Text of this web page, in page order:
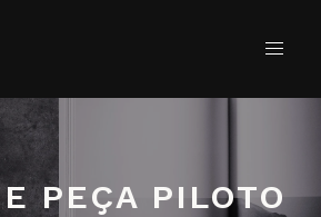
PEÇA PILOTO